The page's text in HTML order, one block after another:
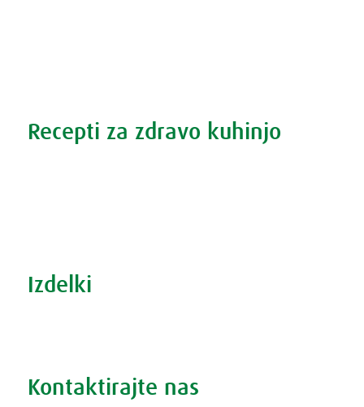
Recepti za zdravo kuhinjo
Izdelki
Kontaktirajte nas